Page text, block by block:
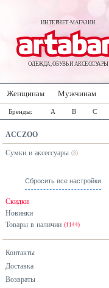
ИНТЕРНЕТ-МАГАЗИН
ОДЕЖДА, ОБУВЬ И АКСЕССУАРЫ
Женщинам Мужчинам
Бренды: A B C
ACCZOO
Сумки и аксессуары (3)
Сбросить все настройки
Скидки
Новинки
Товары в наличии (1144)
Контакты
Доставка
Возвраты